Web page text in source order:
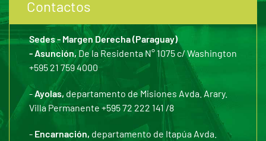
Contactos
Sedes - Margen Derecha (Paraguay)
- Asunción,De la Residenta N° 1075 c/ Washington
+595 21 759 4000
-Ayolas, departamento de Misiones Avda. Arary.
Villa Permanente +595 72 222 141 /8
- Encarnación, departamento de Itapúa Avda.